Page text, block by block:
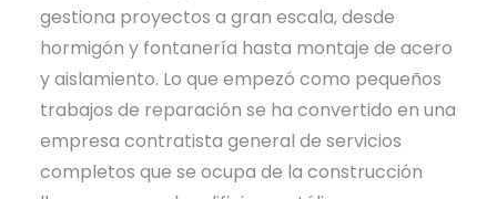
gestiona proyectos a gran escala, desde
hormigón y fontanería hasta montaje de acero
y aislamiento. Lo que empezó como pequeños
trabajos de reparación se ha convertido en una
empresa contratista general de servicios
completos que se ocupa de la construcción